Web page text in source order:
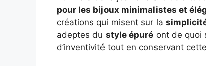
pour les bijoux minimalistes et
créations qui misent sur la
adeptes du style épuré ont de quoi
d’inventivité tout en conservant